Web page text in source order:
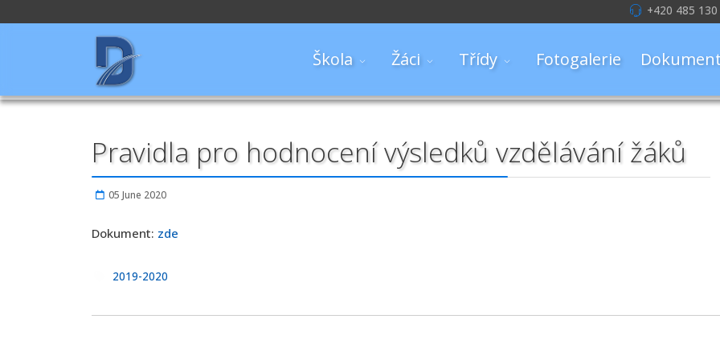
+420 485
Škola Žáci Třídy Fotogalerie
Pravidla pro hodnocení výsledků vzdělávání žáků
05 June 2020
Dokument: zde
2019-2020